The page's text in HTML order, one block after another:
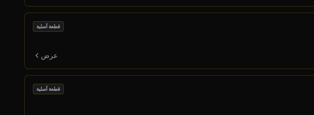
قطعة أصلية
عرض
قطعة أصلية